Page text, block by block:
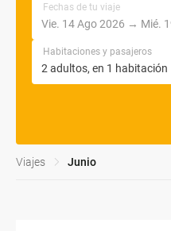
Fechas de tu viaje
Habitaciones y pasajeros
Viajes Junio